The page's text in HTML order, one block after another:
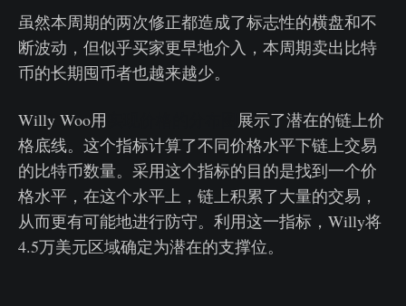
虽然本周期的两次修正都造成了标志性的横盘和不
断波动，但似乎买家更早地介入，本周期卖出比特
币的长期囤币者也越来越少。
Willy Woo用
展示了潜在的链上价
格底线。这个指标计算了不同价格水平下链上交易
的比特币数量。采用这个指标的目的是找到一个价
格水平，在这个水平上，链上积累了大量的交易，
从而更有可能地进行防守。利用这一指标，Willy将
4.5万美元区域确定为潜在的支撑位。